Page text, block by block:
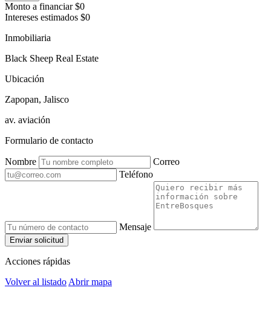
Monto a financiar $0
Intereses estimados $0
Inmobiliaria
Black Sheep Real Estate
Ubicación
Zapopan, Jalisco
av. aviación
Formulario de contacto
Nombre
Correo
Teléfono
Mensaje
Enviar solicitud
Acciones rápidas
Volver al listado Abrir mapa